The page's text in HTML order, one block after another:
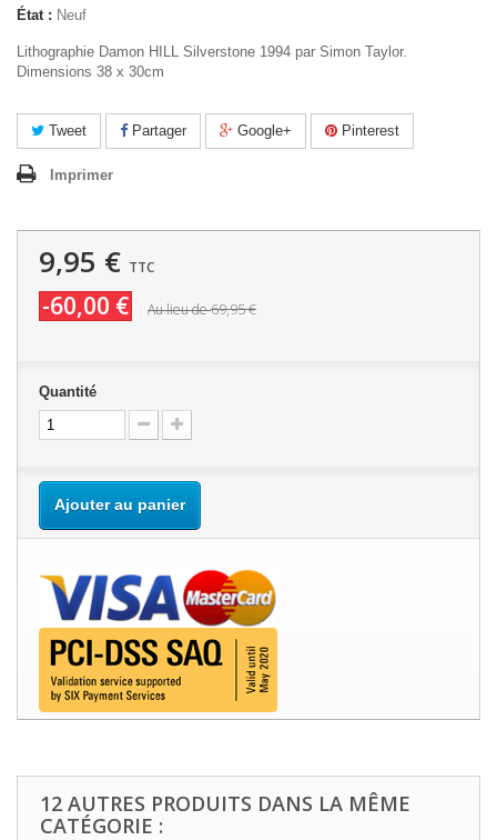
État : Neuf
Lithographie Damon HILL Silverstone 1994 par Simon Taylor.
Dimensions 38 x 30cm
Tweet Partager Google+ Pinterest
Imprimer
9,95 € TTC
-60,00 € Au lieu de69,95 €
Quantité
Ajouter au panier
12 AUTRES PRODUITS DANS LA MÊME
CATÉGORIE :